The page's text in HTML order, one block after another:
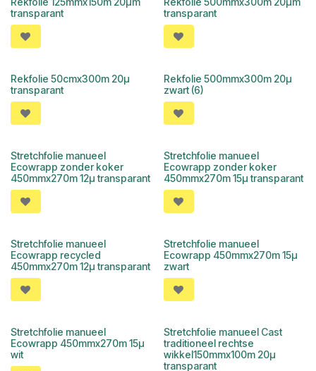
transparant
transparant
Rekfolie 50cmx300m 20µ
transparant
Rekfolie 500mmx300m 20µ
zwart (6)
Stretchfolie manueel
Ecowrapp zonder koker
450mmx270m 12µ transparant
Stretchfolie manueel
Ecowrapp zonder koker
450mmx270m 15µ transparant
Stretchfolie manueel
Ecowrapp recycled
450mmx270m 12µ transparant
Stretchfolie manueel
Ecowrapp 450mmx270m 15µ
zwart
Stretchfolie manueel
Ecowrapp 450mmx270m 15µ
wit
Stretchfolie manueel Cast
traditioneel rechtse
wikkel150mmx100m 20µ
transparant